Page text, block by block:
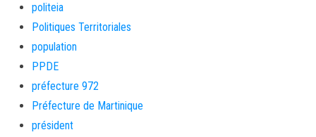
politeia
Politiques Territoriales
population
PPDE
préfecture 972
Préfecture de Martinique
président